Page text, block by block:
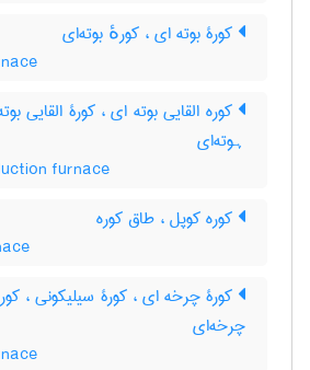
کورۀ بوته ای ، کورهٔ بوته‌ای
کوره القایی بوته ای ، کورۀ القایی
ہوته‌ای
furnace
کوره کوپل ، طاق کوره
کورۀ چرخه ای ، کورۀ سیلیکونی ،
چرخه‌ای